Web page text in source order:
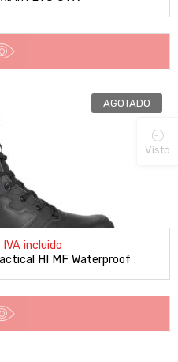
AGOTADO
IVA incluido
HI MF Waterproof
Visto